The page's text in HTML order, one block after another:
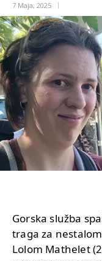
7 Maja, 2025
Gorska služba
traga za
Lolom Mathelet